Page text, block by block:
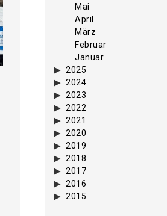
Mai
April
März
Februar
Januar
2025
2024
2023
2022
2021
2020
2019
2018
2017
2016
2015